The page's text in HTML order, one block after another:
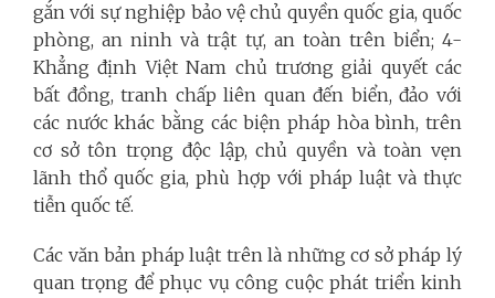
gắn với sự nghiệp bảo vệ chủ quyền quốc gia, quốc
phòng, an ninh và trật tự, an toàn trên biển; 4-
Khẳng định Việt Nam chủ trương giải quyết các
bất đồng, tranh chấp liên quan đến biển, đảo với
các nước khác bằng các biện pháp hòa bình, trên
cơ sở tôn trọng độc lập, chủ quyền và toàn vẹn
lãnh thổ quốc gia, phù hợp với pháp luật và thực
tiễn quốc tế.
Các văn bản pháp luật trên là những cơ sở pháp lý
quan trọng để phục vụ công cuộc phát triển kinh